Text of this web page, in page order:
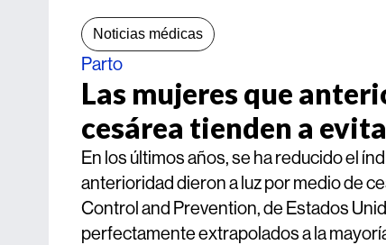
Noticias médicas
Parto
Las mujeres que
cesárea tienden a
En los últimos años, se ha reducido el
anterioridad dieron a luz por medio de
Control and Prevention, de Estados
perfectamente extrapolados a la